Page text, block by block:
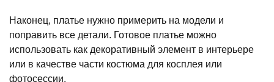
Наконец, платье нужно примерить на модели и
поправить все детали. Готовое платье можно
использовать как декоративный элемент в интерьере
или в качестве части костюма для косплея или
фотосессии.